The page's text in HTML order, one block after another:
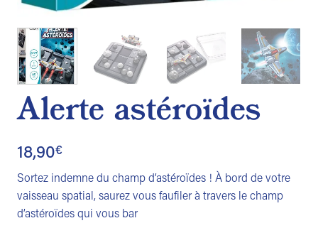
Alerte astéroïdes
18,90€
Sortez indemne du champ d’astéroïdes ! À bord de votre
vaisseau spatial, saurez vous faufiler à travers le champ
d’astéroïdes qui vous bar